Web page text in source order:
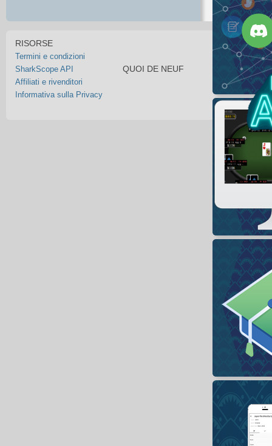
RISORSE
Termini e condizioni
SharkScope API
Affiliati e rivenditori
Informativa sulla Privacy
QUOI DE NEUF